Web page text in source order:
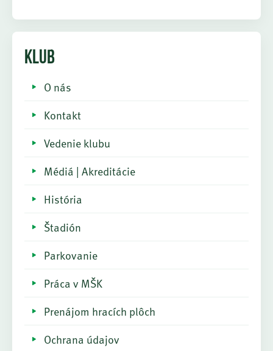
KLUB
O nás
Kontakt
Vedenie klubu
Médiá | Akreditácie
História
Štadión
Parkovanie
Práca v MŠK
Prenájom hracích plôch
Ochrana údajov